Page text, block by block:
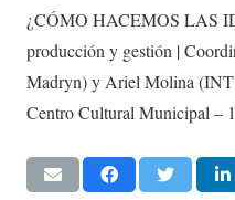
¿CÓMO HACEMOS LAS
producción y gestión |
Madryn) y Ariel Molina
Centro Cultural Municipal –